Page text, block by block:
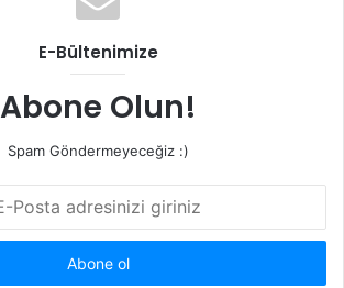
E-Bültenimize
Abone Olun!
Spam Göndermeyeceğiz :)